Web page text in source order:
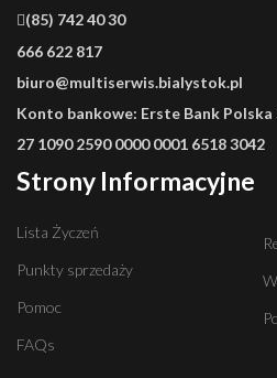
(85) 742 40 30
666 622 817
biuro@multiserwis.bialystok.pl
Konto bankowe: Erste Bank Polska
27 1090 2590 0000 0001 6518 3042
Strony Informacyjne
Lista Życzeń
Punkty sprzedaży
Pomoc
FAQs